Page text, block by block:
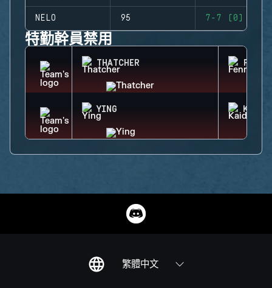
NELO 95 7-7 (0)
特勤幹員禁用
THATCHER
YING KAID
繁體中文